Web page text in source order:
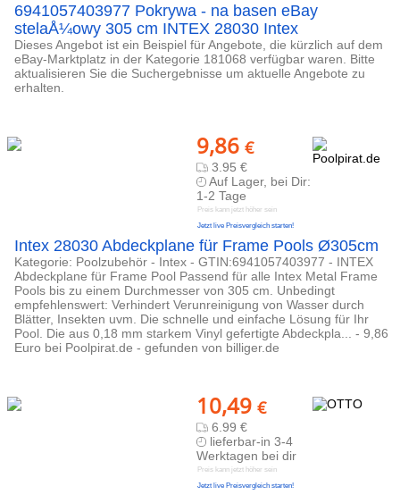
6941057403977 Pokrywa - na basen eBay
stelaÅ¼owy 305 cm INTEX 28030 Intex
Dieses Angebot ist ein Beispiel für Angebote, die kürzlich auf dem
eBay-Marktplatz in der Kategorie 181068 verfügbar waren. Bitte
aktualisieren Sie die Suchergebnisse um aktuelle Angebote zu
erhalten.
9,86 €
3.95 €
Auf Lager, bei Dir:
1-2 Tage
Preis kann jetzt höher sein
Jetzt live Preisvergleich starten!
Intex 28030 Abdeckplane für Frame Pools Ø305cm
Kategorie: Poolzubehör - Intex - GTIN:6941057403977 - INTEX
Abdeckplane für Frame Pool Passend für alle Intex Metal Frame
Pools bis zu einem Durchmesser von 305 cm. Unbedingt
empfehlenswert: Verhindert Verunreinigung von Wasser durch
Blätter, Insekten uvm. Die schnelle und einfache Lösung für Ihr
Pool. Die aus 0,18 mm starkem Vinyl gefertigte Abdeckpla... - 9,86
Euro bei Poolpirat.de - gefunden von billiger.de
10,49 €
6.99 €
lieferbar-in 3-4
Werktagen bei dir
Preis kann jetzt höher sein
Jetzt live Preisvergleich starten!